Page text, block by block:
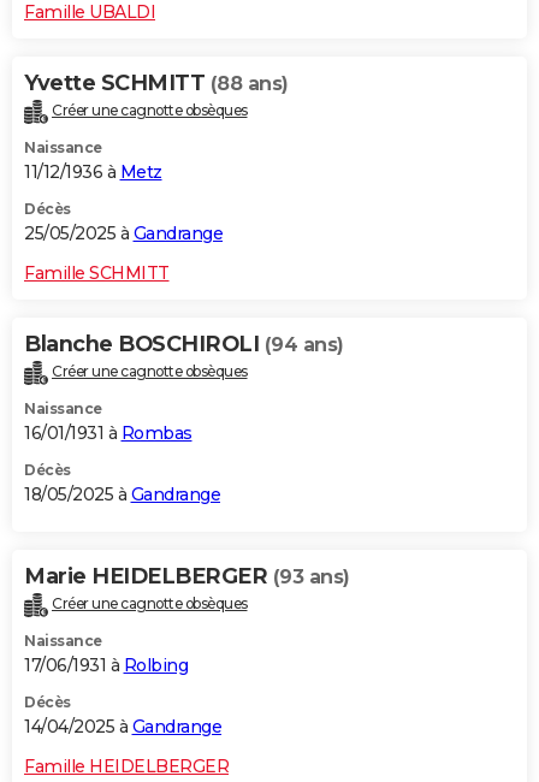
Famille UBALDI
Yvette SCHMITT (88 ans)
Créer une cagnotte obsèques
Naissance
11/12/1936 à Metz
Décès
25/05/2025 à Gandrange
Famille SCHMITT
Blanche BOSCHIROLI (94 ans)
Créer une cagnotte obsèques
Naissance
16/01/1931 à Rombas
Décès
18/05/2025 à Gandrange
Marie HEIDELBERGER (93 ans)
Créer une cagnotte obsèques
Naissance
17/06/1931 à Rolbing
Décès
14/04/2025 à Gandrange
Famille HEIDELBERGER